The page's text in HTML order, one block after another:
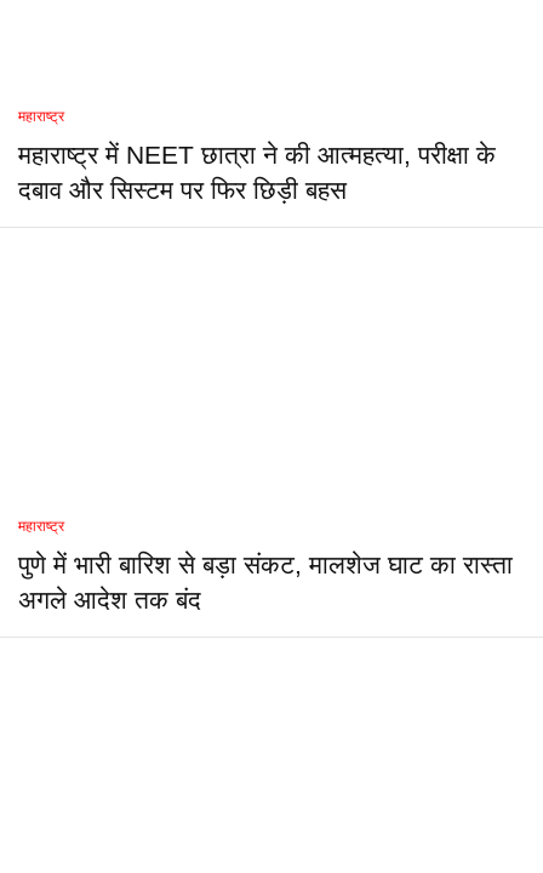
महाराष्ट्र
महाराष्ट्र में NEET छात्रा ने की आत्महत्या, परीक्षा के
दबाव और सिस्टम पर फिर छिड़ी बहस
महाराष्ट्र
पुणे में भारी बारिश से बड़ा संकट, मालशेज घाट का रास्ता
अगले आदेश तक बंद